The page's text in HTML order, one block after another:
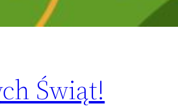
Świąt!